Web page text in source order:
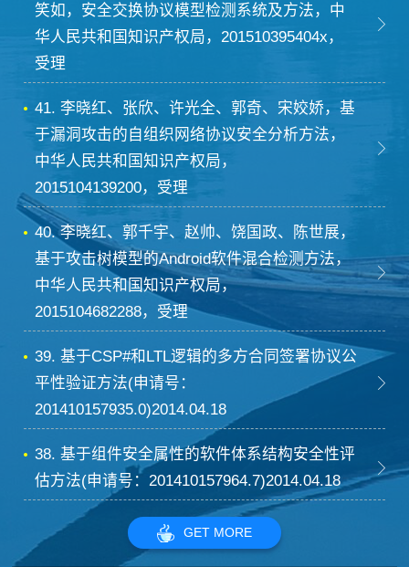
笑如，安全交换协议模型检测系统及方法，中
华人民共和国知识产权局，201510395404x，
受理
41. 李晓红、张欣、许光全、郭奇、宋姣娇，基
于漏洞攻击的自组织网络协议安全分析方法，
中华人民共和国知识产权局，
2015104139200，受理
40. 李晓红、郭千宇、赵帅、饶国政、陈世展，
基于攻击树模型的Android软件混合检测方法，
中华人民共和国知识产权局，
2015104682288，受理
39. 基于CSP#和LTL逻辑的多方合同签署协议公
平性验证方法(申请号：
201410157935.0)2014.04.18
38. 基于组件安全属性的软件体系结构安全性评
估方法(申请号：201410157964.7)2014.04.18
GET MORE